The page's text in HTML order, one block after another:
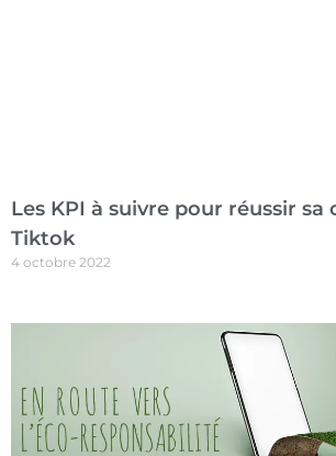
Les KPI à suivre pour réussir sa
Tiktok
4 octobre 2022